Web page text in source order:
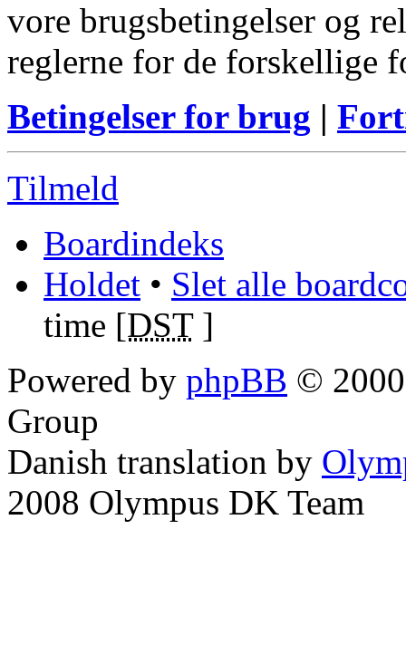
vore brugsbetingelser og
reglerne for de forskellige
Betingelser for brug |
Tilmeld
Boardindeks
Holdet • Slet alle
time [DST]
Powered by phpBB ©
Group
Danish translation by
2008 Olympus DK Team